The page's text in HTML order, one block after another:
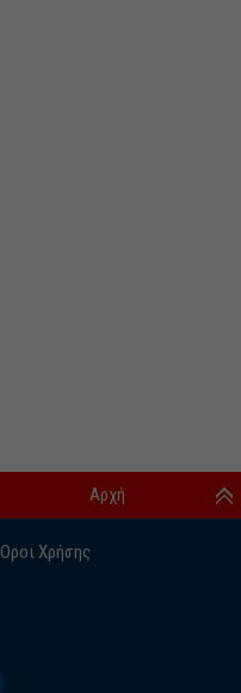
Οροι Χρήσης
Αρχή